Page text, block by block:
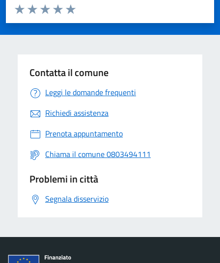
Valuta da 1 a 5 stelle la pagina
Valuta 5 stelle su 5
Valuta 4 stelle su 5
Valuta 3 stelle su 5
Valuta 2 stelle su 5
Valuta 1 stelle su 5
Contatta il comune
Leggi le domande frequenti
Richiedi assistenza
Prenota appuntamento
Chiama il comune 0803494111
Problemi in città
Segnala disservizio